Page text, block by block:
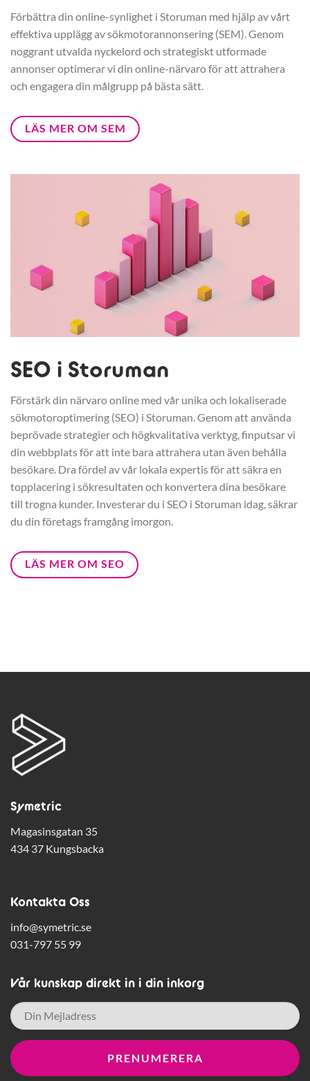
Förbättra din online-synlighet i Storuman med hjälp av vårt
effektiva upplägg av sökmotorannonsering (SEM). Genom
noggrant utvalda nyckelord och strategiskt utformade
annonser optimerar vi din online-närvaro för att attrahera
och engagera din målgrupp på bästa sätt.
LÄS MER OM SEM
SEO i Storuman
Förstärk din närvaro online med vår unika och lokaliserade
sökmotoroptimering (SEO) i Storuman. Genom att använda
beprövade strategier och högkvalitativa verktyg, finputsar vi
din webbplats för att inte bara attrahera utan även behålla
besökare. Dra fördel av vår lokala expertis för att säkra en
topplacering i sökresultaten och konvertera dina besökare
till trogna kunder. Investerar du i SEO i Storuman idag, säkrar
du din företags framgång imorgon.
LÄS MER OM SEO
Symetric
Magasinsgatan 35
434 37 Kungsbacka
Kontakta Oss
info@symetric.se
031-797 55 99
Vår kunskap direkt in i din inkorg
E-
post *